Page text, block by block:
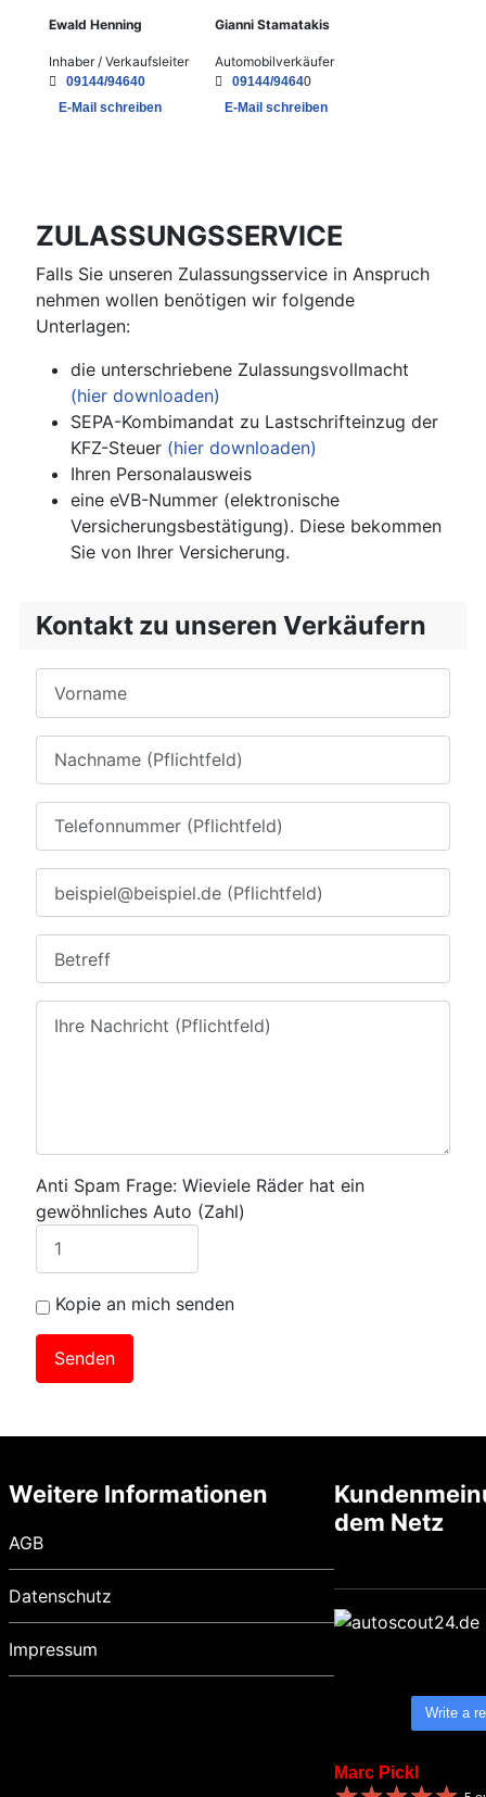
Ewald Henning
Inhaber / Verkaufsleiter
09144/94640
E-Mail schreiben
Gianni Stamatakis
Automobilverkäufer
09144/94640
E-Mail schreiben
ZULASSUNGSSERVICE
Falls Sie unseren Zulassungsservice in Anspruch
nehmen wollen benötigen wir folgende
Unterlagen:
die unterschriebene Zulassungsvollmacht
(hier downloaden)
SEPA-Kombimandat zu Lastschrifteinzug der
KFZ-Steuer (hier downloaden)
Ihren Personalausweis
eine eVB-Nummer (elektronische
Versicherungsbestätigung). Diese bekommen
Sie von Ihrer Versicherung.
Kontakt zu unseren Verkäufern
Anti Spam Frage: Wieviele Räder hat ein
gewöhnliches Auto (Zahl)
Kopie an mich senden
Weitere Informationen
AGB
Datenschutz
Impressum
dem Netz
Write a
Marc Pickl